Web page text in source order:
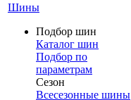
Шины
Подбор шин
Каталог шин
Подбор по
параметрам
Сезон
Всесезонные шины